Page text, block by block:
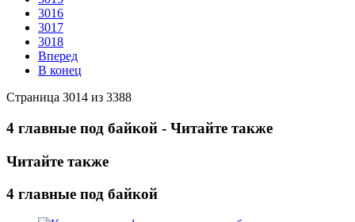
3016
3017
3018
Вперед
В конец
Страница 3014 из 3388
4 главные под байкой - Читайте также
Читайте также
4 главные под байкой